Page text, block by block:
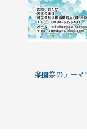
楽園祭のテーマ